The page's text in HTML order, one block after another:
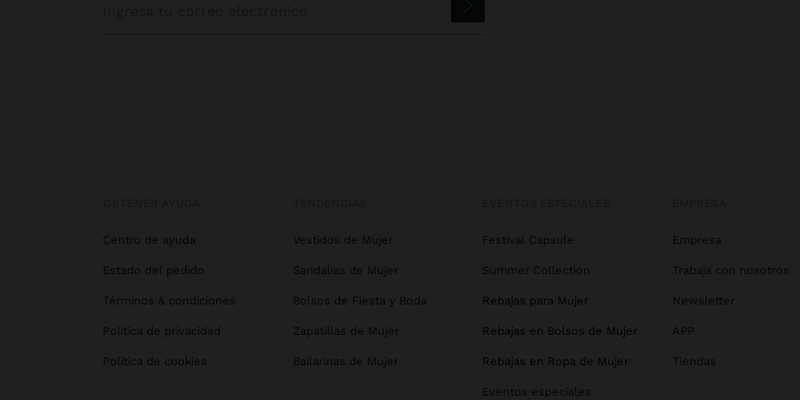
Centro de ayuda
Estado del pedido
Términos & condiciones
Política de privacidad
Política de cookies
Vestidos de Mujer
Sandalias de Mujer
Bolsos de Fiesta y Boda
Zapatillas de Mujer
Bailarinas de Mujer
Festival Capsule
Summer Collection
Rebajas para Mujer
Rebajas en Bolsos de Mujer
Rebajas en Ropa de Mujer
Eventos especiales
Empresa
Trabaja con nosotros
Newsletter
APP
Tiendas